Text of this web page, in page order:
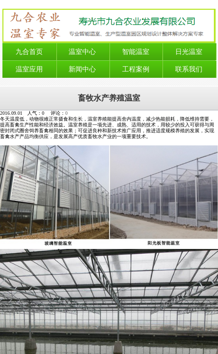
九合首页 温室中心 智能温室 日光温室
温室应用 新闻中心 工程案例 联系我们
畜牧水产养殖温室
2016.09.01 人气： 0 评论： 0
冬天温度低，动物很难正常摄食和生长，温室养殖能提高舍内温度，减少热能损耗，降低维持需要，
提高畜禽生产性能和经济效益。温室养殖是一项先进、成熟、适用的技术，用较少的投入可获得与周
密封闭式圈舍饲养畜禽相同的效果；可促进良种和新技术推广应用，推进适度规模养殖的发展，实现
畜禽水产产品均衡供应，是发展高产优质畜牧水产业的一项重要技术。